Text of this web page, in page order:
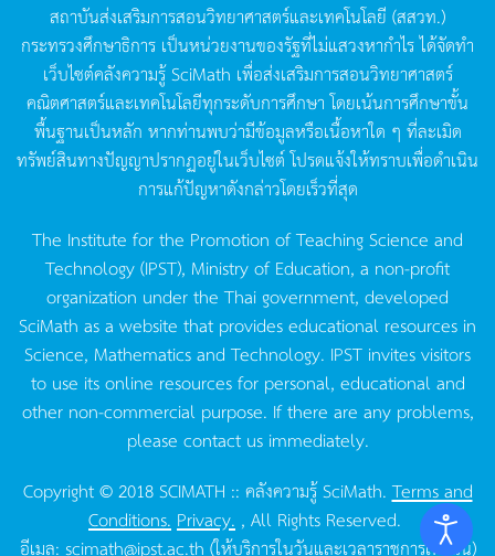
สถาบันส่งเสริมการสอนวิทยาศาสตร์และเทคโนโลยี (สสวท.)
กระทรวงศึกษาธิการ เป็นหน่วยงานของรัฐที่ไม่แสวงหากำไรได้จัดทำ
เว็บไซต์คลังความรู้SciMath เพื่อส่งเสริมการสอนวิทยาศาสตร์
คณิตศาสตร์และเทคโนโลยีทุกระดับการศึกษา โดยเน้นการศึกษาขั้น
พื้นฐานเป็นหลัก หากท่านพบว่ามีข้อมูลหรือเนื้อหาใด ๆ ที่ละเมิด
ทรัพย์สินทางปัญญาปรากฏอยู่ในเว็บไซต์โปรดแจ้งให้ทราบเพื่อดำเนิน
การแก้ปัญหาดังกล่าวโดยเร็วที่สุด
The Institute for the Promotion of Teaching Science and
Technology (IPST), Ministry of Education, a non-profit
organization under the Thai government, developed
SciMath as a website that provides educational resources in
Science, Mathematics and Technology. IPST invites visitors
to use its online resources for personal, educational and
other non-commercial purpose. If there are any problems,
please contact us immediately.
Copyright © 2018 SCIMATH :: คลังความรู้ SciMath.Terms and
Conditions. Privacy. , All Rights Reserved.
อีเมล: scimath@ipst.ac.th (ให้บริการในวันและเวลาราชการเท่านั้น)